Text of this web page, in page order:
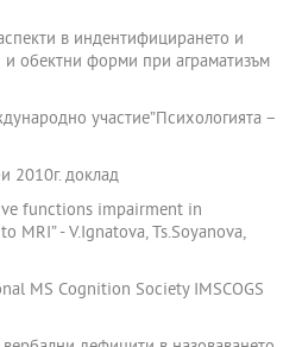
в индентифицирането и
и обектни форми при аграматизъм
участие”Психологията –
2010г. доклад
functions impairment in
MRI” - V.Ignatova, Ts.Soyanova,
MS Cognition Society IMSCOGS